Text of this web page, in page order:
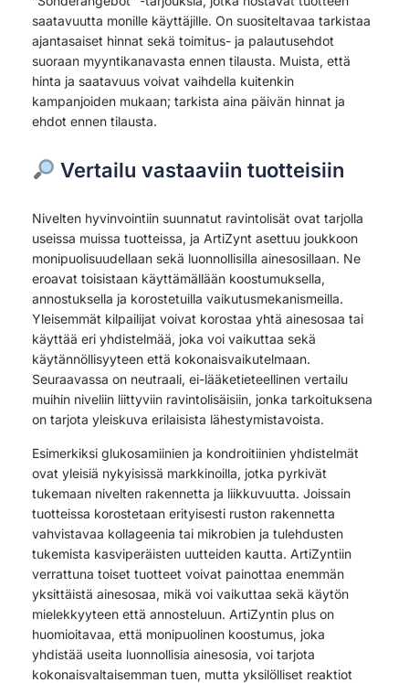
saatavuutta monille käyttäjille. On suositeltavaa tarkistaa
ajantasaiset hinnat sekä toimitus- ja palautusehdot
suoraan myyntikanavasta ennen tilausta. Muista, että
hinta ja saatavuus voivat vaihdella kuitenkin
kampanjoiden mukaan; tarkista aina päivän hinnat ja
ehdot ennen tilausta.
Vertailu vastaaviin tuotteisiin
Nivelten hyvinvointiin suunnatut ravintolisät ovat tarjolla
useissa muissa tuotteissa, ja ArtiZynt asettuu joukkoon
monipuolisuudellaan sekä luonnollisilla ainesosillaan. Ne
eroavat toisistaan käyttämällään koostumuksella,
annostuksella ja korostetuilla vaikutusmekanismeilla.
Yleisemmät kilpailijat voivat korostaa yhtä ainesosaa tai
käyttää eri yhdistelmää, joka voi vaikuttaa sekä
käytännöllisyyteen että kokonaisvaikutelmaan.
Seuraavassa on neutraali, ei-lääketieteellinen vertailu
muihin niveliin liittyviin ravintolisäisiin, jonka tarkoituksena
on tarjota yleiskuva erilaisista lähestymistavoista.
Esimerkiksi glukosamiinien ja kondroitiinien yhdistelmät
ovat yleisiä nykyisissä markkinoilla, jotka pyrkivät
tukemaan nivelten rakennetta ja liikkuvuutta. Joissain
tuotteissa korostetaan erityisesti ruston rakennetta
vahvistavaa kollageenia tai mikrobien ja tulehdusten
tukemista kasviperäisten uutteiden kautta. ArtiZyntiin
verrattuna toiset tuotteet voivat painottaa enemmän
yksittäistä ainesosaa, mikä voi vaikuttaa sekä käytön
mielekkyyteen että annosteluun. ArtiZyntin plus on
huomioitavaa, että monipuolinen koostumus, joka
yhdistää useita luonnollisia ainesosia, voi tarjota
kokonaisvaltaisemman tuen, mutta yksilölliset reaktiot